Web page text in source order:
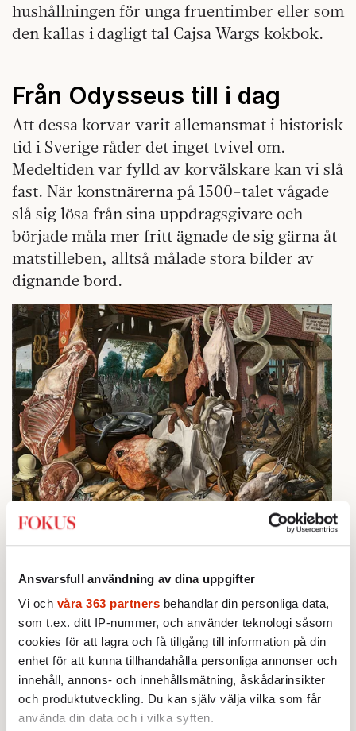
Ansvarsfull användning av dina uppgifter
Vi och våra 363 partners behandlar din personliga data,
som t.ex. ditt IP-nummer, och använder teknologi såsom
cookies för att lagra och få tillgång till information på din
enhet för att kunna tillhandahålla personliga annonser och
innehåll, annons- och innehållsmätning, åskådarinsikter
och produktutveckling. Du kan själv välja vilka som får
använda din data och i vilka syften.
hushållningen för unga fruentimber eller som
den kallas i dagligt tal Cajsa Wargs kokbok.
Från Odysseus till i dag
Att dessa korvar varit allemansmat i historisk
tid i Sverige råder det inget tvivel om.
Medeltiden var fylld av korvälskare kan vi slå
fast. När konstnärerna på 1500-talet vågade
slå sig lösa från sina uppdragsgivare och
började måla mer fritt ägnade de sig gärna åt
matstilleben, alltså målade stora bilder av
dignande bord.
Pieter Aertsens charkuterimålning från 1551.
En av de första att skildra korv var
holländaren Pieter Aertsen som målade en
slaktarbod med väldiga och härliga korvar
som hänger på rad. Aertsen målade sin
korvbild i mitten av 1500-talet, men det finns
korvkultur att hitta betydligt längre tillbaka i
tiden.